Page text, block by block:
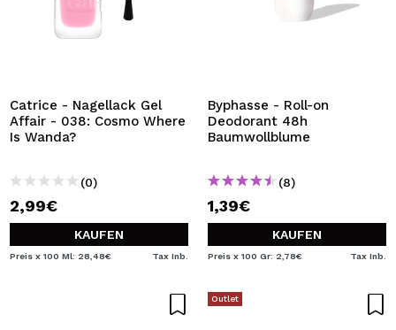
Catrice - Nagellack Gel
Affair - 038: Cosmo Where
Is Wanda?
(0)
2,99€
KAUFEN
Preis x 100 Ml: 28,48€ Tax Inb.
Byphasse - Roll-on
Deodorant 48h
Baumwollblume
(8)
1,39€
KAUFEN
Preis x 100 Gr: 2,78€ Tax Inb.
Outlet